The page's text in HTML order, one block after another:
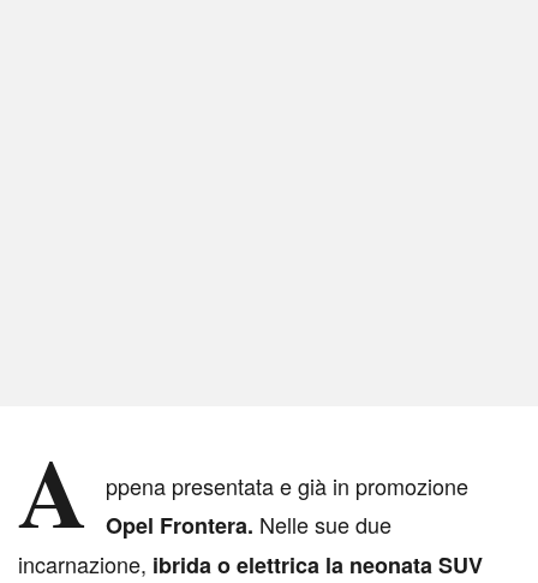
A
ppena presentata e già in promozione
Opel Frontera. Nelle sue due
incarnazione, ibrida o elettrica la neonata SUV